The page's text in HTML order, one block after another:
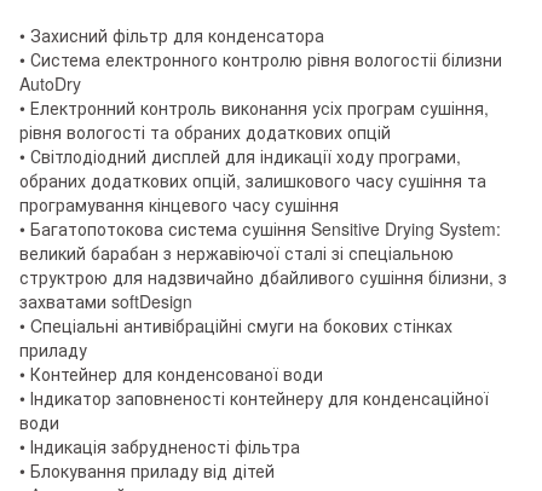
• Захисний фільтр для конденсатора
• Система електронного контролю рівня вологостіі білизни
AutoDry
• Електронний контроль виконання усіх програм сушіння,
рівня вологості та обраних додаткових опцій
• Світлодіодний дисплей для індикації ходу програми,
обраних додаткових опцій, залишкового часу сушіння та
програмування кінцевого часу сушіння
• Багатопотокова система сушіння Sensitive Drying System:
великий барабан з нержавіючої сталі зі спеціальною
структрою для надзвичайно дбайливого сушіння білизни, з
захватами softDesign
• Cпеціальні антивібраційні смуги на бокових стінках
приладу
• Контейнер для конденсованої води
• Індикатор заповненості контейнеру для конденсаційної
води
• Індикація забрудненості фільтра
• Блокування приладу від дітей